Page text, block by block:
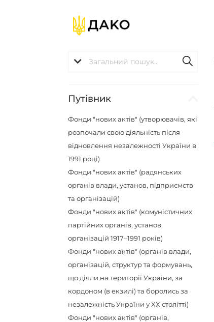
Путівник
Фонди "нових актів" (утворювачів, які
розпочали свою діяльність після
відновлення незалежності України в
1991 році)
Фонди "нових актів" (радянських
органів влади, установ, підприємств
та організацій)
Фонди "нових актів" (комуністичних
партійних органів, установ,
організацій 1917–1991 років)
Фонди "нових актів" (органів влади,
організацій, структур та формувань,
що діяли на території України, за
кордоном (в екзилі) та боролись за
незалежність України у XX столітті)
Фонди "нових актів" (органів,